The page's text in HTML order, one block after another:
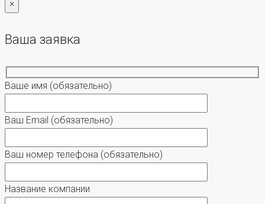
×
Ваша заявка
Ваше имя (обязательно)
Ваш Email (обязательно)
Ваш номер телефона (обязательно)
Название компании